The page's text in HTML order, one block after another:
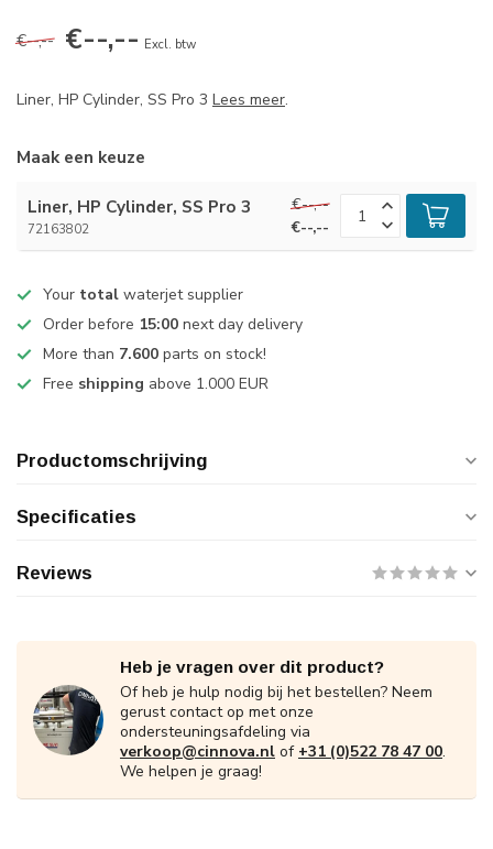
€--,-- €--,-- Excl. btw
Liner, HP Cylinder, SS Pro 3 Lees meer.
Maak een keuze
Liner, HP Cylinder, SS Pro 3
72163802
€--,--
€--,--
Your total waterjet supplier
Order before 15:00 next day delivery
More than 7.600 parts on stock!
Free shipping above 1.000 EUR
Productomschrijving
Specificaties
Reviews
Heb je vragen over dit product?
Of heb je hulp nodig bij het bestellen? Neem
gerust contact op met onze
ondersteuningsafdeling via
verkoop@cinnova.nl of +31 (0)522 78 47 00.
We helpen je graag!